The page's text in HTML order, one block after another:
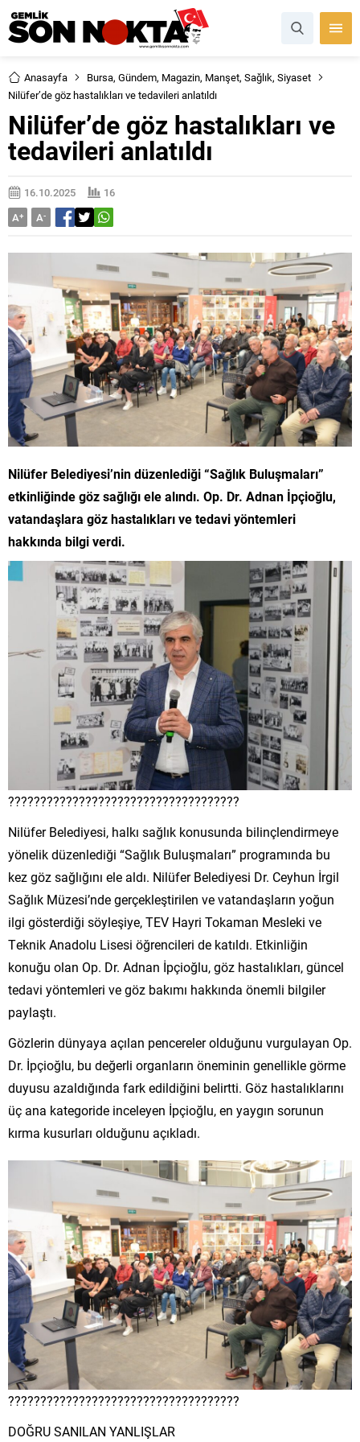
Anasayfa Bursa, Gündem, Magazin, Manşet, Sağlık, Siyaset
Nilüfer’de göz hastalıkları ve tedavileri anlatıldı
Nilüfer’de göz hastalıkları ve
tedavileri anlatıldı
16.10.2025
16
A+ A-
Nilüfer Belediyesi’nin düzenlediği “Sağlık Buluşmaları”
etkinliğinde göz sağlığı ele alındı. Op. Dr. Adnan İpçioğlu,
vatandaşlara göz hastalıkları ve tedavi yöntemleri
hakkında bilgi verdi.
????????????????????????????????????
Nilüfer Belediyesi, halkı sağlık konusunda bilinçlendirmeye
yönelik düzenlediği “Sağlık Buluşmaları” programında bu
kez göz sağlığını ele aldı. Nilüfer Belediyesi Dr. Ceyhun İrgil
Sağlık Müzesi’nde gerçekleştirilen ve vatandaşların yoğun
ilgi gösterdiği söyleşiye, TEV Hayri Tokaman Mesleki ve
Teknik Anadolu Lisesi öğrencileri de katıldı. Etkinliğin
konuğu olan Op. Dr. Adnan İpçioğlu, göz hastalıkları, güncel
tedavi yöntemleri ve göz bakımı hakkında önemli bilgiler
paylaştı.
Gözlerin dünyaya açılan pencereler olduğunu vurgulayan Op.
Dr. İpçioğlu, bu değerli organların öneminin genellikle görme
duyusu azaldığında fark edildiğini belirtti. Göz hastalıklarını
üç ana kategoride inceleyen İpçioğlu, en yaygın sorunun
kırma kusurları olduğunu açıkladı.
????????????????????????????????????
DOĞRU SANILAN YANLIŞLAR